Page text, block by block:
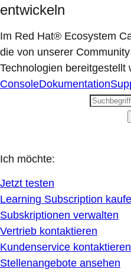
entwickeln
Im Red Hat® Ecosystem
die von unserer
Technologien bereitgestellt
ConsoleDokumentation
Ich möchte:
Jetzt testen
Learning Subscription
Subskriptionen verwalten
Vertrieb kontaktieren
Kundenservice kontaktieren
Stellenangebote ansehen